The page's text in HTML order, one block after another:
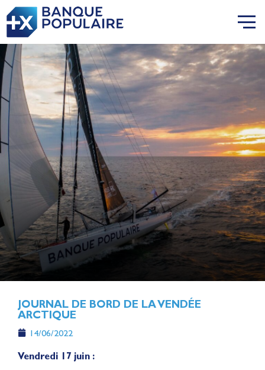
JOURNAL DE BORD DE LA VENDÉE
ARCTIQUE
14/06/2022
Vendredi 17 juin :